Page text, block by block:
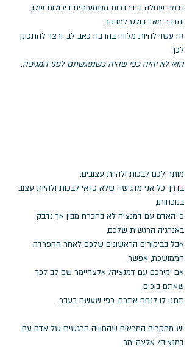
נדמה שחלה הידרדרות משמעותית ביכולות שלו,
והדבר מאד בולט למבקר.
זה עשוי להיות מלווה בהרבה כאב לב, ורצוי להתכונן
לכך.
הוא לא יהיה כפי שהיה כשנפגשתם לפני המגיפה.
מותר לכם לבכות ולהיות עצובים.
בדרך כל אני מדגישה שלא כדאי לבכות ולהיות עצוב
בנוכחותו,
כי האדם עם דמנציה לא בהכרח מבין אך נדבק
באנרגיה הרגשית שלכם,
אבל בביקורים הראשונים שלכם לאחר ההפרדה
הממושכת, אפשר.
אם יקירכם עם דמנציה/ אלצהיימר שם לב לכך
שאתם בוכים,
תתנו לו לנחם אתכם, כפי שעשה בעבר.
יש מחקרים המראים שהחוויה הרגשית של אדם עם
דמנציה/ אלצהיימר